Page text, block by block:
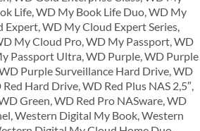
Life, WD My Book Life Duo, WD My
WD My Cloud Expert Series,
My Cloud Pro, WD My Passport, WD
Passport Ultra, WD Purple, WD Purple
Purple Surveillance Hard Drive, WD
Hard Drive, WD Red Plus NAS 2,5″,
Green, WD Red Pro NASware, WD
Western Digital My Book, Western